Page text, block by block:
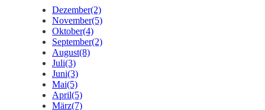
Dezember(2)
November(5)
Oktober(4)
September(2)
August(8)
Juli(3)
Juni(3)
Mai(5)
April(5)
März(7)